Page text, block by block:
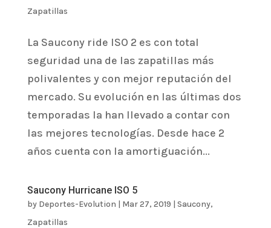
Zapatillas
La Saucony ride ISO 2 es con total
seguridad una de las zapatillas más
polivalentes y con mejor reputación del
mercado. Su evolución en las últimas dos
temporadas la han llevado a contar con
las mejores tecnologías. Desde hace 2
años cuenta con la amortiguación...
Saucony Hurricane ISO 5
by Deportes-Evolution | Mar 27, 2019 | Saucony,
Zapatillas